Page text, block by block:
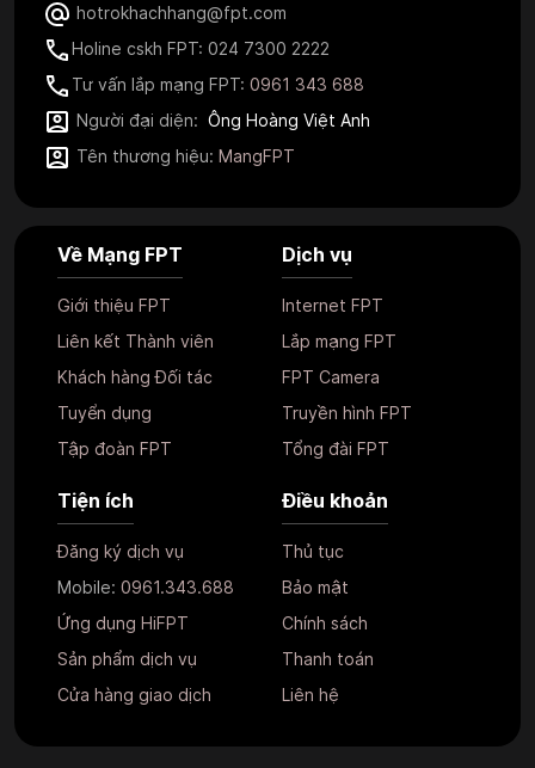
hotrokhachhang@fpt.com
Holine cskh FPT: 024 7300 2222
Tư vấn lắp mạng FPT: 0961 343 688
Người đại diện: Ông Hoàng Việt Anh
Tên thương hiệu: MangFPT
Về Mạng FPT
Giới thiệu FPT
Liên kết Thành viên
Khách hàng Đối tác
Tuyển dụng
Tập đoàn FPT
Dịch vụ
Internet FPT
Lắp mạng FPT
FPT Camera
Truyền hình FPT
Tổng đài FPT
Tiện ích
Đăng ký dịch vụ
Mobile: 0961.343.688
Ứng dụng HiFPT
Sản phẩm dịch vụ
Cửa hàng giao dịch
Điều khoản
Thủ tục
Bảo mật
Chính sách
Thanh toán
Liên hệ